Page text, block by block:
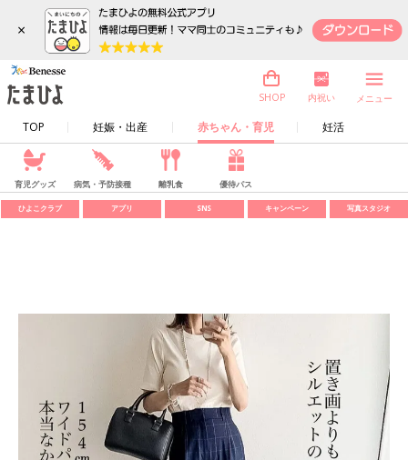
×
TOP 妊娠・出産 赤ちゃん・育児 妊活
SHOP 内祝い メニュー
育児グッズ 病気・予防接種 離乳食 優待パス
ひよこクラブ アプリ SNS キャンペーン 写真スタジオ